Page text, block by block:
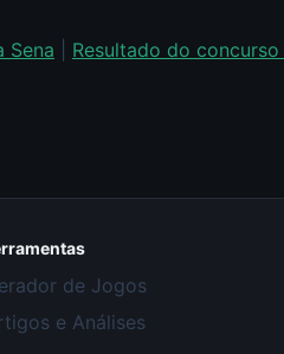
Sena Resultado do
de Jogos
e Análises